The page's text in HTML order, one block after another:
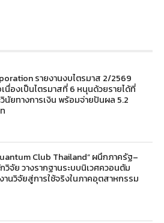
รายงานงบไตรมาส 2/2569
เนื่องเป็นไตรมาสที่ 6 หนุนด้วยรายได้ที่
วินัยทางการเงิน พร้อมจ่ายปันผล 5.2
Club Thailand” ผนึกภาครัฐ–
วิจัย วางรากฐานระบบนิเวศควอนตัม
านวิจัยสู่การใช้จริงในภาคอุตสาหกรรม